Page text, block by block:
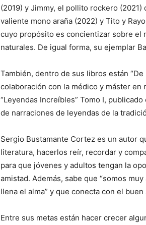
(2019) y Jimmy, el pollito rockero
valiente mono araña (2022) y Tito y
cuyo propósito es concientizar sobre el
naturales. De igual forma, su ejemplar
También, dentro de sus libros están
colaboración con la médico y máster
“Leyendas Increíbles” Tomo I,
de narraciones de leyendas de la
Sergio Bustamante Cortez es un autor
literatura, hacerlos reír, recordar y
para que jóvenes y adultos tengan la
amistad. Además, sabe que “somos
llena el alma” y que conecta con el
Entre sus metas están hacer crecer